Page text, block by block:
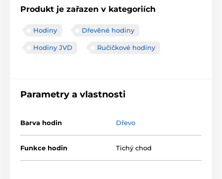
Produkt je zařazen v kategoriích
Hodiny Dřevěné hodiny
Hodiny JVD Ručičkové hodiny
Parametry a vlastnosti
Barva hodin Dřevo
Funkce hodin Tichý chod